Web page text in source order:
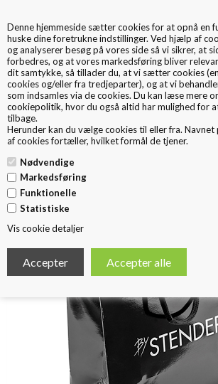
Denne hjemmeside sætter cookies for at opnå en
huske dine foretrukne indstillinger. Ved hjælp af
og analyserer besøg på vores side så vi sikrer, at
forbedres, og at vores markedsføring bliver
dit samtykke, så tillader du, at vi sætter cookies
cookies og/eller fra tredjeparter), og at vi
som indsamles via de cookies. Du kan læse mere
cookiepolitik, hvor du også altid har mulighed for
tilbage.
Herunder kan du vælge cookies til eller fra.
af cookies fortæller, hvilket formål de tjener.
Nødvendige
Markedsføring
Funktionelle
Statistiske
Vis cookie detaljer
< Tilbage
Eksklusiv papirpose